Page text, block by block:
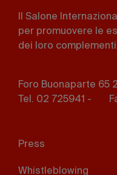
Il Salone
per promuovere le
dei loro
Foro Buonaparte 65
Tel. 02 725941 -
menu
Press
Whistleblowing